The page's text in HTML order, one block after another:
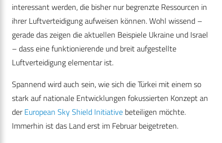
interessant werden, die bisher nur begrenzte Ressourcen in
ihrer Luftverteidigung aufweisen können. Wohl wissend –
gerade das zeigen die aktuellen Beispiele Ukraine und Israel
– dass eine funktionierende und breit aufgestellte
Luftverteidigung elementar ist.
Spannend wird auch sein, wie sich die Türkei mit einem so
stark auf nationale Entwicklungen fokussierten Konzept an
derEuropean Sky Shield Initiative beteiligen möchte.
Immerhin ist das Land erst im Februar beigetreten.